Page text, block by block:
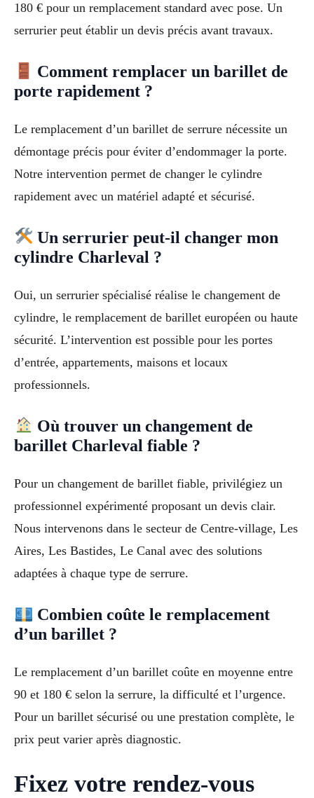
180 € pour un remplacement standard avec pose. Un
serrurier peut établir un devis précis avant travaux.
Comment remplacer un barillet de
porte rapidement ?
Le remplacement d’un barillet de serrure nécessite un
démontage précis pour éviter d’endommager la porte.
Notre intervention permet de changer le cylindre
rapidement avec un matériel adapté et sécurisé.
Un serrurier peut-il changer mon
cylindre Charleval ?
Oui, un serrurier spécialisé réalise le changement de
cylindre, le remplacement de barillet européen ou haute
sécurité. L’intervention est possible pour les portes
d’entrée, appartements, maisons et locaux
professionnels.
Où trouver un changement de
barillet Charleval fiable ?
Pour un changement de barillet fiable, privilégiez un
professionnel expérimenté proposant un devis clair.
Nous intervenons dans le secteur de Centre-village, Les
Aires, Les Bastides, Le Canal avec des solutions
adaptées à chaque type de serrure.
Combien coûte le remplacement
d’un barillet ?
Le remplacement d’un barillet coûte en moyenne entre
90 et 180 € selon la serrure, la difficulté et l’urgence.
Pour un barillet sécurisé ou une prestation complète, le
prix peut varier après diagnostic.
Fixez votre rendez-vous